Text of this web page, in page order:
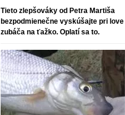
Tieto zlepšováky od Petra Martiša
bezpodmienečne vyskúšajte pri love
zubáča na ťažko. Oplatí sa to.